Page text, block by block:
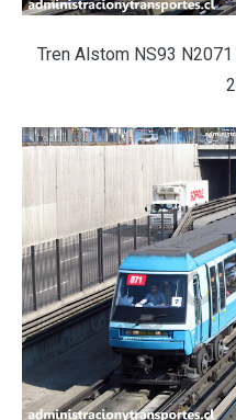
Tren Alstom NS93